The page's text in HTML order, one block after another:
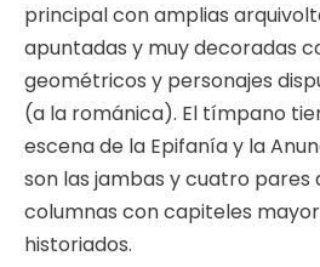
principal con amplias
apuntadas y muy decoradas
geométricos y personajes
(a la románica). El tímpano
escena de la Epifanía y la
son las jambas y cuatro pares
columnas con capiteles
historiados.